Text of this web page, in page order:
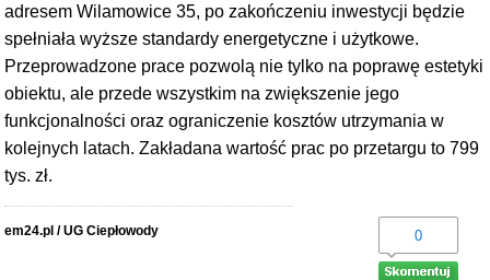
adresem Wilamowice 35, po zakończeniu inwestycji będzie
spełniała wyższe standardy energetyczne i użytkowe.
Przeprowadzone prace pozwolą nie tylko na poprawę estetyki
obiektu, ale przede wszystkim na zwiększenie jego
funkcjonalności oraz ograniczenie kosztów utrzymania w
kolejnych latach. Zakładana wartość prac po przetargu to 799
tys. zł.
em24.pl / UG Ciepłowody 0